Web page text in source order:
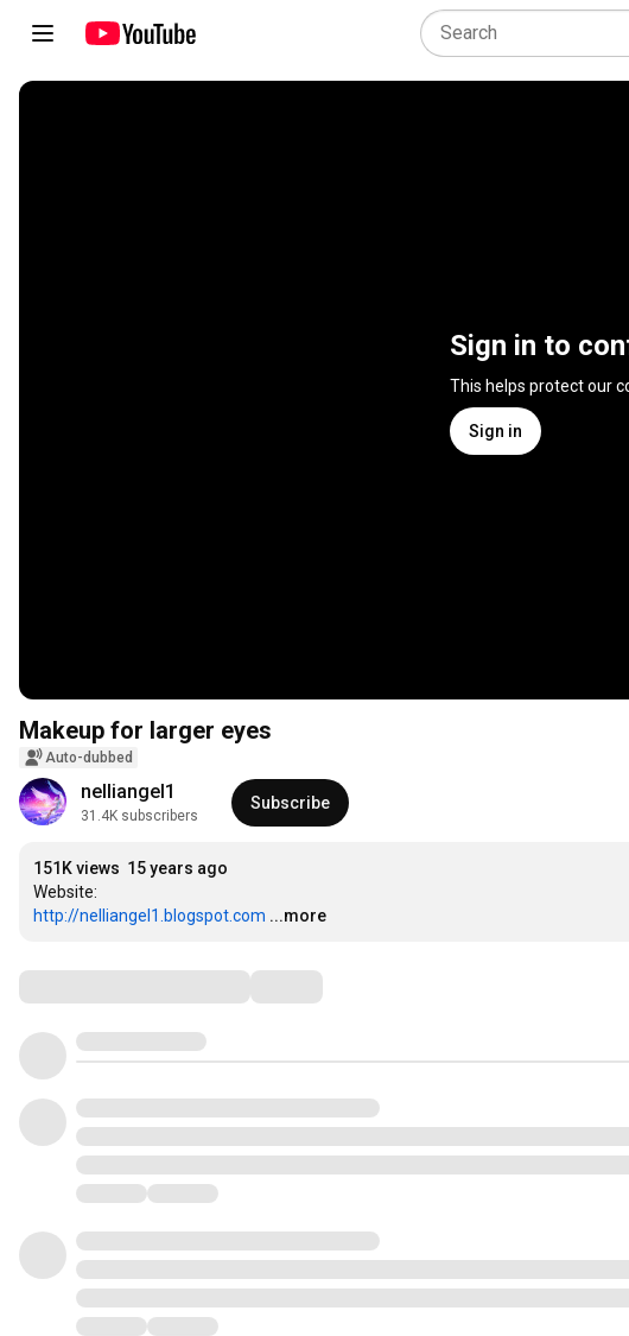
Sign in to
This helps protect our
Sign in
Makeup for larger eyes
Auto-dubbed
nelliangel1
31.4K subscribers
Subscribe
151K views 15 years ago
http://nelliangel1.blogspot.com ...more